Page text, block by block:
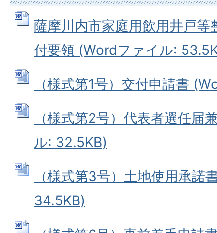
薩摩川内市家庭用飲用井戸等
付要領 (Wordファイル:
（様式第1号）交付申請書
（様式第2号）代表者選任届
ル: 32.5KB)
（様式第3号）土地使用承諾
34.5KB)